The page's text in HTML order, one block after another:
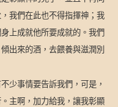
我們在此也不得指揮神；我
上成就他所要成就的。我們
出來的酒，去餵養與滋潤別
少事情要告訴我們，可是，
主啊，加力給我，讓我彰顯